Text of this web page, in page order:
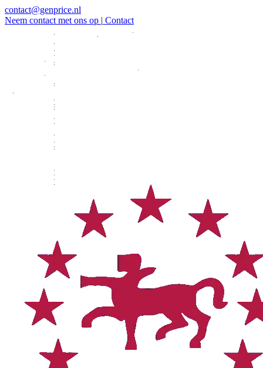
contact@genprice.nl
Neem contact met ons op | Contact